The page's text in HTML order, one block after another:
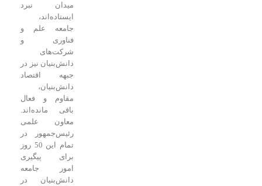
میدان نبرد
جامعه علم و
فناوری و
دانش‌بنیان نیز در
جبهه اقتصاد
مقاوم و فعال
باقی مانده‌اند.
معاون علمی
رئیس‌جمهور در
تمام این 50 روز
برای پیگیری
امور جامعه
دانش‌بنیان در